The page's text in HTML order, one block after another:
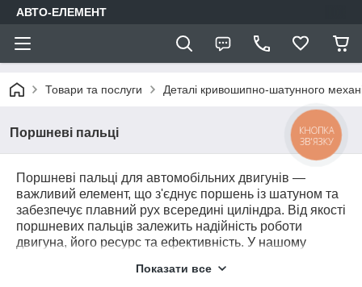
АВТО-ЕЛЕМЕНТ
Товари та послуги Деталі кривошипно-шатунного
Поршневі пальці
Поршневі пальці для автомобільних двигунів —
важливий елемент, що з'єднує поршень із шатуном та
забезпечує плавний рух всередині циліндра. Від якості
поршневих пальців залежить надійність роботи
двигуна, його ресурс та ефективність. У нашому
марок та моделей авто. Обирайте надійні деталі для
Показати все
КНОПКА
ЗВ'ЯЗКУ